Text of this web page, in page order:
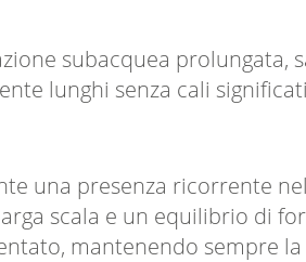
subacquea prolungata,
lunghi senza cali
una presenza ricorrente
scala e un equilibrio di
mantenendo sempre